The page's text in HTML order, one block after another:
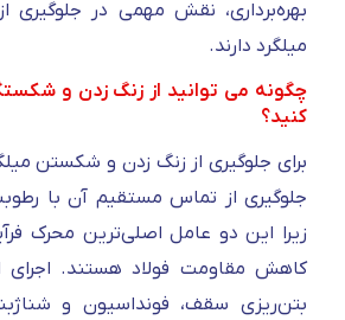
بهره‌برداری، نقش مهمی در
میلگرد دارند.
چگونه می توانید از زنگ زدن و
کنید؟
برای جلوگیری از زنگ زدن و شکستن
جلوگیری از تماس مستقیم آن با
زیرا این دو عامل اصلی‌ترین محرک
کاهش مقاومت فولاد هستند. اجرای
بتن‌ریزی سقف، فونداسیون و